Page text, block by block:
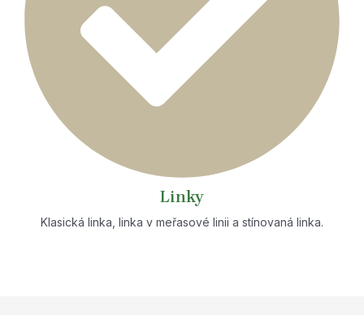
Linky
Klasická linka, linka v meřasové linii a stínovaná linka.